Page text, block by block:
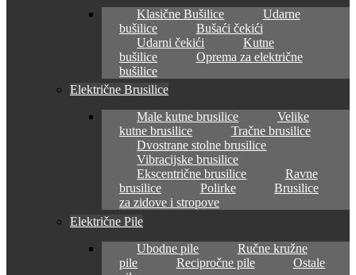
Klasične Bušilice
Udarne
bušilice
Bušaći čekići
Udarni čekići
Kutne
bušilice
Oprema za električne
bušilice
Električne Brusilice
Male kutne brusilice
Velike
kutne brusilice
Tračne brusilice
Dvostrane stolne brusilice
Vibracijske brusilice
Ekscentrične brusilice
Ravne
brusilice
Polirke
Brusilice
za zidove i stropove
Električne Pile
Ubodne pile
Ručne kružne
pile
Recipročne pile
Ostale